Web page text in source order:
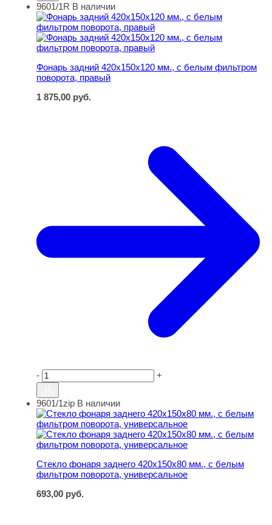
Фонарь задний 420х150х120 мм., с белым фильтром
9601/1R В наличии
Фонарь задний 420х150х120 мм., с белым фильтром
поворота, правый
1 875,00 руб.
- +
Стекло фонаря заднего 420х150х80 мм., с белым
9601/1zip В наличии
Стекло фонаря заднего 420х150х80 мм., с белым
фильтром поворота, универсальное
693,00 руб.